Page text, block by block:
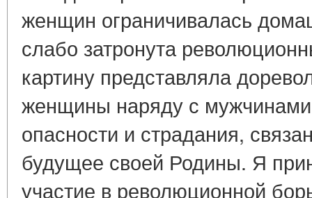
женщин ограничивалась
слабо затронута
картину представляла
женщины наряду с
опасности и страдания,
будущее своей Родины. Я
участие в революционной